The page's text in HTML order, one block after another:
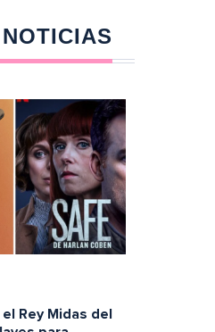
Rey Midas del